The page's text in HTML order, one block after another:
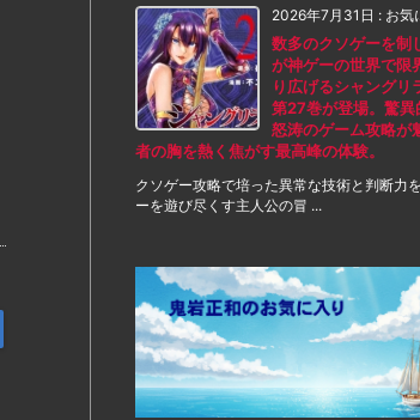
2026年7月31日 : お気
数多のクソゲーを制
が神ゲーの世界で限
り広げるシャングリ
第27巻が登場。驚異
怒涛のゲーム攻略が
者の胸を熱く焦がす最高峰の体験。
クソゲー攻略で培った異常な技術と判断力
ーを遊び尽くす主人公の冒 ...